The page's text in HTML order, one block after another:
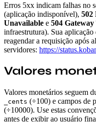
Erros 5xx indicam falhas no
(aplicação indisponível), 502
Unavailable e 504
infraestrutura). Sua
reagendar a requisição após
servidores: https://
Valores
Valores monetários seguem
_cents (÷100) e campos de
(÷10000). Use estas
antes de exibir ao usuário